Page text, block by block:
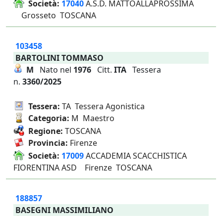
Società: 17040A.S.D. MATTOALLAPROSSIMA
Grosseto TOSCANA
103458
BARTOLINI TOMMASO
M Nato nel 1976 Citt. ITA Tessera
n. 3360/2025
Tessera: TA Tessera Agonistica
Categoria: M Maestro
Regione: TOSCANA
Provincia: Firenze
Società: 17009ACCADEMIA SCACCHISTICA
FIORENTINA ASD Firenze TOSCANA
188857
BASEGNI MASSIMILIANO